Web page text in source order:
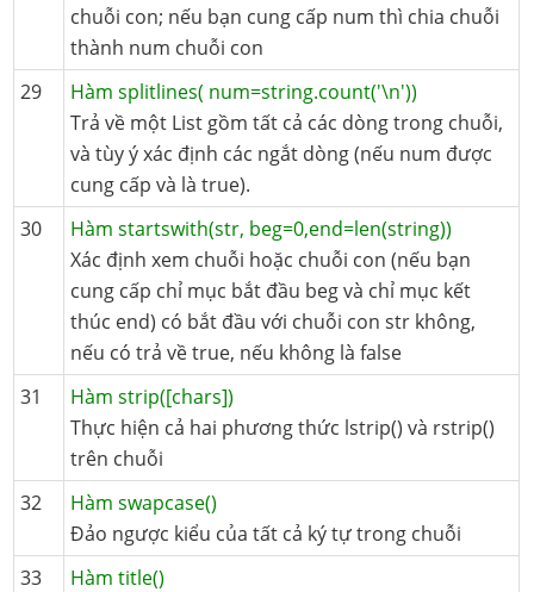
chuỗi con; nếu bạn cung cấp num thì chia chuỗi
thành num chuỗi con
29
Hàm splitlines( num=string.count('\n'))
Trả về một List gồm tất cả các dòng trong chuỗi,
và tùy ý xác định các ngắt dòng (nếu num được
cung cấp và là true).
30
Hàm startswith(str, beg=0,end=len(string))
Xác định xem chuỗi hoặc chuỗi con (nếu bạn
cung cấp chỉ mục bắt đầu beg và chỉ mục kết
thúc end) có bắt đầu với chuỗi con str không,
nếu có trả về true, nếu không là false
31
Hàm strip([chars])
Thực hiện cả hai phương thức lstrip() và rstrip()
trên chuỗi
32
Hàm swapcase()
Đảo ngược kiểu của tất cả ký tự trong chuỗi
33
Hàm title()